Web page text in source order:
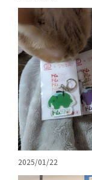
2025/01/22